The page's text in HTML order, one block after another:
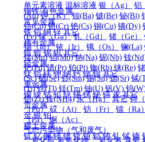
单元素溶液 混标溶液 银（Ag） 铝
(Au) 钾（K） 钡(Ba) 铍(Be) 铋(Bi)
钴(Co) 铬(Cr) 铯(Cs) 铜(Cu) 镝(Dy)
(Fe) 镓（Ga） 钆（Gd） 锗（Ge）
铟（In） 铱（Ir） 锇（Os） 镧(La)
锰(Mn) 钼(Mo) 钠(Na) 铌(Nb) 钕
钯(Pd) 镨(Pr) 铂(Pt) 铷(Rb) 铼(Re)
(Sc) 硒(Se) 钐(Sm) 锡(Sn) 锶(Sr) 铽
(Ti) 铊(Tl) 铥(Tm) 铀(U) 钒(V) 钨
锆(Zr) 铵(NH4) 汞（Hg） 其它 锝（
（Po） 砹（At） 钫（Fr） 镭（Ra）
（Pa） 锕（Ac）
气态污染物（气和废气）
二氧化硫 氮氧化物 二氧化氮 臭氧
钢铁/有色金属
常见金属
铁 铝 铜 锌 其它
稀有金属
锆 铪 铌 钽 其它
轻金属
钛 铝 镁 钾 钠 钙 锶 钡 其它
重金属
铜 镍 钴 铅 锌 锡 锑 铋 镉 汞 其它
贵金属
金 银 铂
稀土金属
钪 钇 镧 铈 镨 钕 钷 钐 铕 钆 铽 镝